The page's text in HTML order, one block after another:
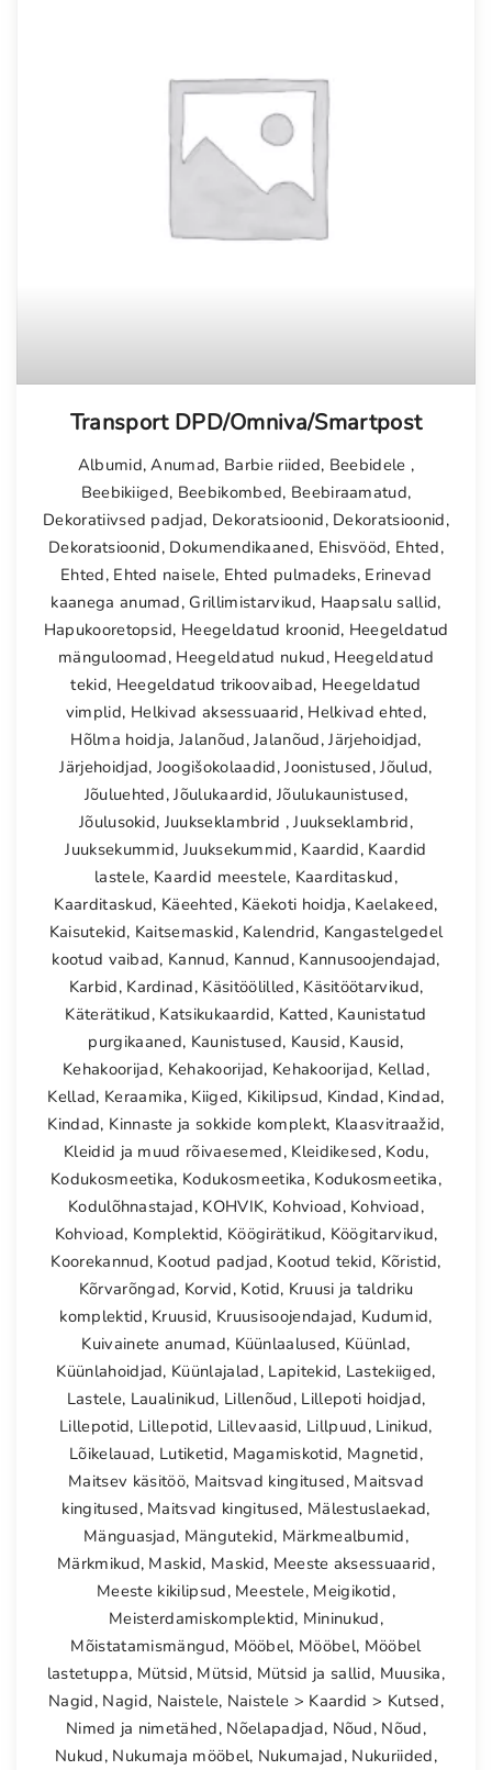
Transport DPD/Omniva/Smartpost
Albumid,Anumad, Barbie riided, Beebidele ,
Beebikiiged, Beebikombed, Beebiraamatud,
Dekoratiivsed padjad, Dekoratsioonid, Dekoratsioonid,
Dekoratsioonid, Dokumendikaaned, Ehisvööd, Ehted,
Ehted, Ehted naisele, Ehted pulmadeks, Erinevad
kaanega anumad, Grillimistarvikud, Haapsalu sallid,
Hapukooretopsid, Heegeldatud kroonid, Heegeldatud
mänguloomad, Heegeldatud nukud, Heegeldatud
tekid, Heegeldatud trikoovaibad, Heegeldatud
vimplid, Helkivad aksessuaarid, Helkivad ehted,
Hõlma hoidja, Jalanõud,Jalanõud,Järjehoidjad,
Järjehoidjad, Joogišokolaadid,Joonistused,Jõulud,
Jõuluehted,Jõulukaardid, Jõulukaunistused,
Jõulusokid, Juukseklambrid ,Juukseklambrid,
Juuksekummid, Juuksekummid, Kaardid, Kaardid
lastele, Kaardid meestele, Kaarditaskud,
Kaarditaskud, Käeehted, Käekoti hoidja, Kaelakeed,
Kaisutekid, Kaitsemaskid, Kalendrid, Kangastelgedel
kootud vaibad, Kannud, Kannud, Kannusoojendajad,
Karbid, Kardinad, Käsitöölilled, Käsitöötarvikud,
Käterätikud, Katsikukaardid, Katted, Kaunistatud
purgikaaned, Kaunistused, Kausid, Kausid,
Kehakoorijad, Kehakoorijad, Kehakoorijad, Kellad,
Kellad, Keraamika, Kiiged, Kikilipsud, Kindad, Kindad,
Kindad, Kinnaste ja sokkide komplekt, Klaasvitraažid,
Kleidid ja muud rõivaesemed, Kleidikesed, Kodu,
Kodukosmeetika, Kodukosmeetika, Kodukosmeetika,
Kodulõhnastajad, KOHVIK, Kohvioad, Kohvioad,
Kohvioad, Komplektid, Köögirätikud, Köögitarvikud,
Koorekannud, Kootud padjad, Kootud tekid, Kõristid,
Kõrvarõngad, Korvid, Kotid, Kruusi ja taldriku
komplektid, Kruusid, Kruusisoojendajad, Kudumid,
Kuivainete anumad, Küünlaalused, Küünlad,
Küünlahoidjad, Küünlajalad, Lapitekid, Lastekiiged,
Lastele, Laualinikud, Lillenõud, Lillepoti hoidjad,
Lillepotid, Lillepotid, Lillevaasid, Lillpuud, Linikud,
Lõikelauad, Lutiketid, Magamiskotid, Magnetid,
Maitsev käsitöö, Maitsvad kingitused, Maitsvad
kingitused, Maitsvad kingitused, Mälestuslaekad,
Mänguasjad, Mängutekid, Märkmealbumid,
Märkmikud, Maskid, Maskid, Meeste aksessuaarid,
Meeste kikilipsud, Meestele, Meigikotid,
Meisterdamiskomplektid, Mininukud,
Mõistatamismängud, Mööbel, Mööbel, Mööbel
lastetuppa, Mütsid, Mütsid, Mütsid ja sallid, Muusika,
Nagid, Nagid, Naistele, Naistele > Kaardid > Kutsed,
Nimed ja nimetähed, Nõelapadjad, Nõud, Nõud,
Nukud, Nukumaja mööbel, Nukumajad, Nukuriided,